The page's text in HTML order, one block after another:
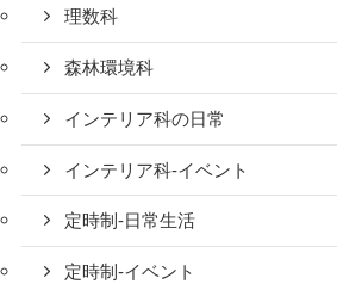
理数科
森林環境科
インテリア科の日常
インテリア科-イベント
定時制-日常生活
定時制-イベント